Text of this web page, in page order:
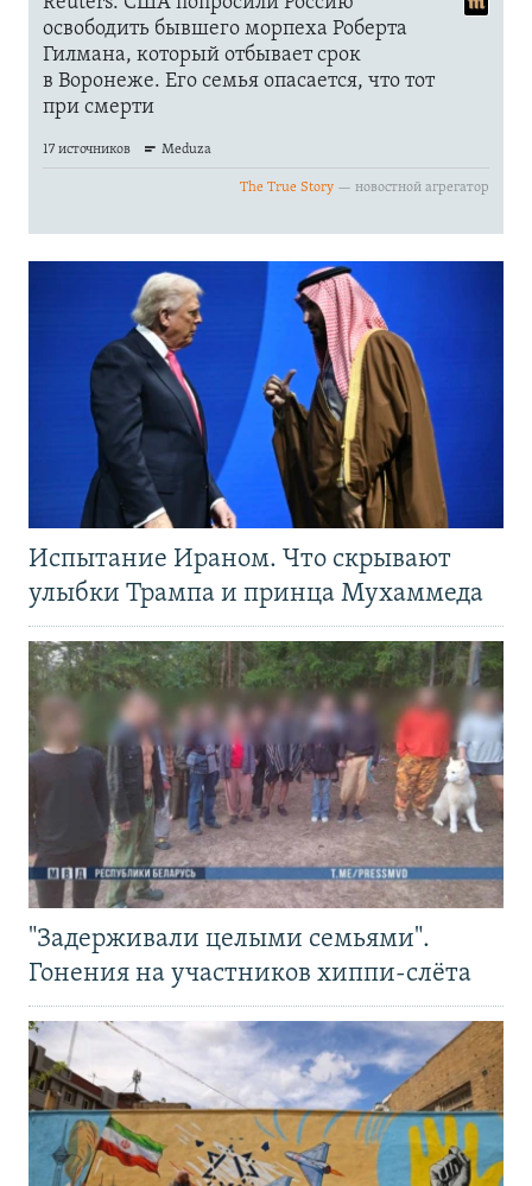
Испытание Ираном. Что скрывают
улыбки Трампа и принца Мухаммеда
"Задерживали целыми семьями".
Гонения на участников хиппи-слёта